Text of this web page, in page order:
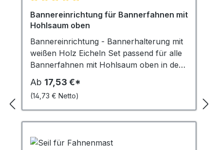
Durchschnittliche Bewertung von 5 von 5 Sternen
Bannereinrichtung für Bannerfahnen mit
Hohlsaum oben
Bannereinrichtung - Bannerhalterung mit
weißen Holz Eicheln Set passend für alle
Bannerfahnen mit Hohlsaum oben in den
Breiten 80 cm, 100 cm, 120 cm, 150 cm,
200 cm. Das Set beinhaltet einen Holzstab
Ø 28 mm, beidseitig mit zwei
Abschlusseicheln aus weiß lackiertem
Holz, zwei Ringschrauben und eine
Schnur mit Haken zum Aufhängen.
Ab 17,53 €*
(14,73 € Netto)